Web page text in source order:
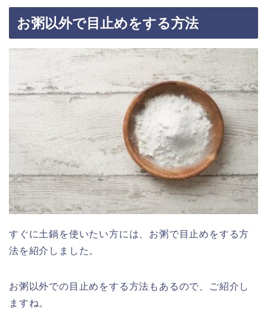
お粥以外で目止めをする方法
すぐに土鍋を使いたい方には、お粥で目止めをする方
法を紹介しました。
お粥以外での目止めをする方法もあるので、ご紹介し
ますね。